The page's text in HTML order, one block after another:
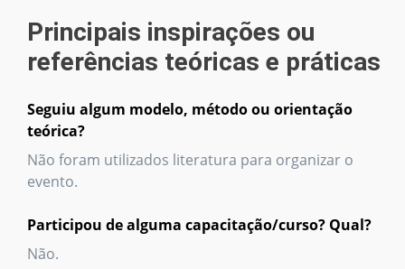
Principais inspirações ou
referências teóricas e práticas
Seguiu algum modelo, método ou orientação
teórica?
Não foram utilizados literatura para organizar o
evento.
Participou de alguma capacitação/curso? Qual?
Não.